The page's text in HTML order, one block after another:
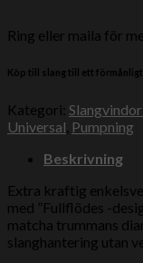
Ring eller maila för
Köp till slang till ett
Kategori:
Universal Pumpning
Beskrivning
Extra kraftig
med ”Fullflödes -
matcha trummans
slanghantering utan